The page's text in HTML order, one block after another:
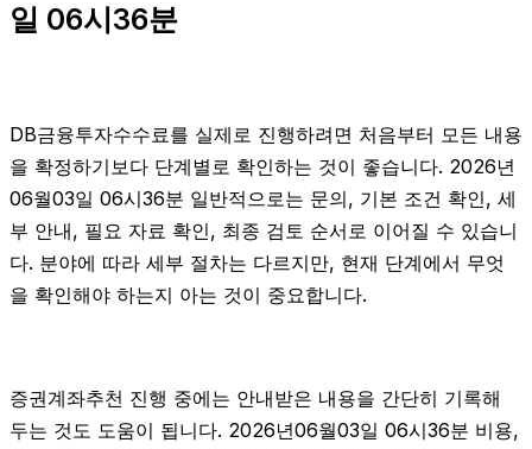
일 06시36분
DB금융투자수수료를 실제로 진행하려면 처음부터 모든 내용
을 확정하기보다 단계별로 확인하는 것이 좋습니다. 2026년
06월03일 06시36분 일반적으로는 문의, 기본 조건 확인, 세
부 안내, 필요 자료 확인, 최종 검토 순서로 이어질 수 있습니
다. 분야에 따라 세부 절차는 다르지만, 현재 단계에서 무엇
을 확인해야 하는지 아는 것이 중요합니다.
증권계좌추천 진행 중에는 안내받은 내용을 간단히 기록해
두는 것도 도움이 됩니다. 2026년06월03일 06시36분 비용,